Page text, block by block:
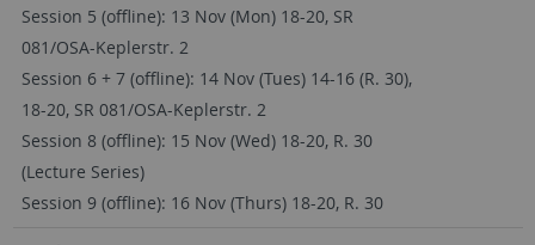
Session 5 (offline): 13 Nov (Mon) 18-20, SR
081/OSA-Keplerstr. 2
Session 6 + 7 (offline): 14 Nov (Tues) 14-16 (R. 30),
18-20, SR 081/OSA-Keplerstr. 2
Session 8 (offline): 15 Nov (Wed) 18-20, R. 30
(Lecture Series)
Session 9 (offline): 16 Nov (Thurs) 18-20, R. 30